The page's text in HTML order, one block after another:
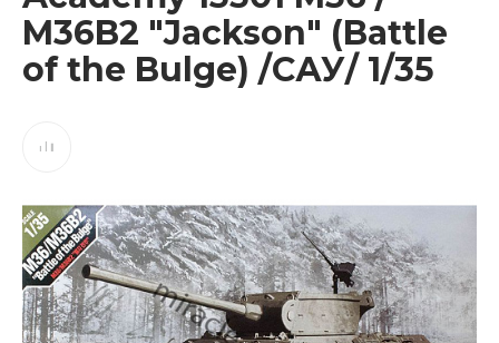
M36B2 "Jackson" (Battle
of the Bulge) /САУ/ 1/35